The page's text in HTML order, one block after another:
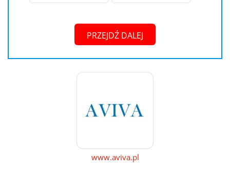
PRZEJDŹ DALEJ
www.aviva.pl